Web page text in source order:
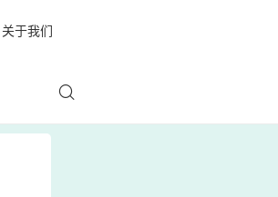
关于我们